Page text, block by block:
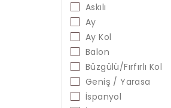
Turkuaz
Turuncu
Turuncu - Siyah
Vizon
Yeşil
Yeşil - Beyaz
Yeşil - Siyah
Askılı
Ay
Ay Kol
Balon
Büzgülü/Fırfırlı Kol
Geniş / Yarasa
İspanyol